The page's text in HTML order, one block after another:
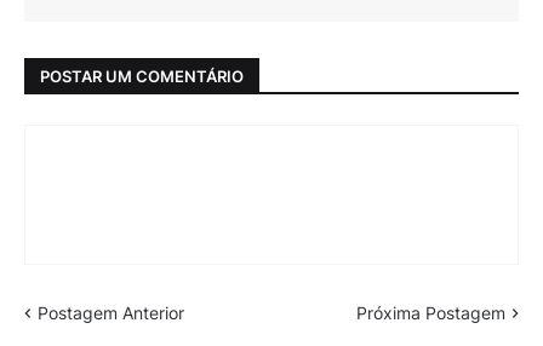
POSTAR UM COMENTÁRIO
Postagem Anterior Próxima Postagem